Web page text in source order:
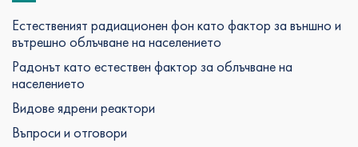
Естественият радиационен фон като фактор за външно и
вътрешно облъчване на населението
Радонът като естествен фактор за облъчване на
населението
Видове ядрени реактори
Въпроси и отговори